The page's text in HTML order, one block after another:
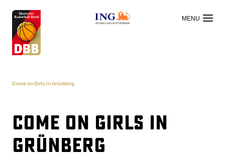
OFFIZIELLER HAUPTSPONSOR
Come on Girls in Grünberg
Come on Girls in
Grünberg